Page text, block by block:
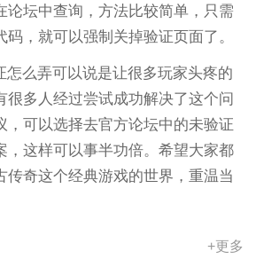
论坛中查询，方法比较简单，只需
，就可以强制关掉验证页面了。
怎么弄可以说是让很多玩家头疼的
很多人经过尝试成功解决了这个问
，可以选择去官方论坛中的未验证
，这样可以事半功倍。希望大家都
传奇这个经典游戏的世界，重温当
+更多